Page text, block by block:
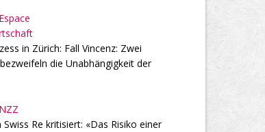
in Zürich: Fall Vincenz: Zwei
die Unabhängigkeit der
Re kritisiert: «Das Risiko einer